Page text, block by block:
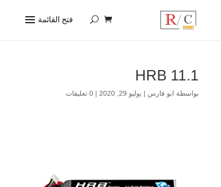
HRB 11.1
بواسطة ابو فارس | يوليو 29, 2020 | 0 تعليقات